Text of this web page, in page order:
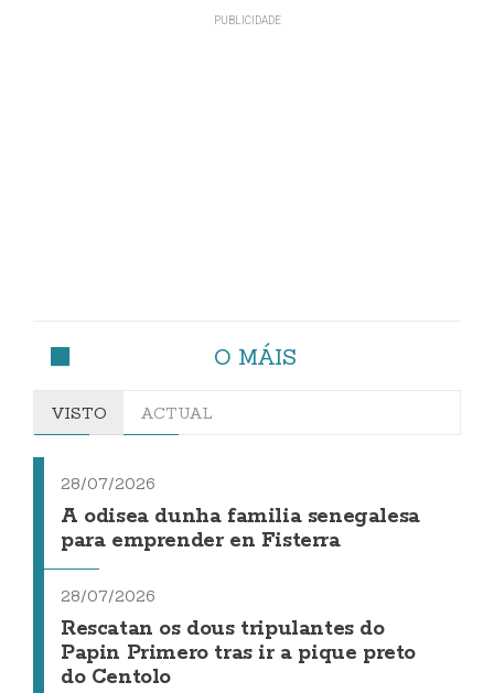
O MÁIS
VISTO ACTUAL
28/07/2026
A odisea dunha familia senegalesa
para emprender en Fisterra
28/07/2026
Rescatan os dous tripulantes do
Papin Primero tras ir a pique preto
do Centolo